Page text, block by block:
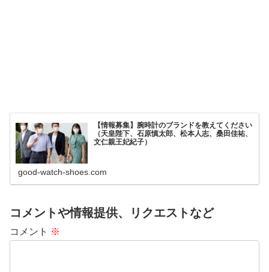
【情報募集】腕時計のブランドを教えてください
（天皇陛下、石原慎太郎、松本人志、桑田佳祐、
文仁親王妃紀子）
good-watch-shoes.com
コメントや情報提供、リクエストなど
コメント ※